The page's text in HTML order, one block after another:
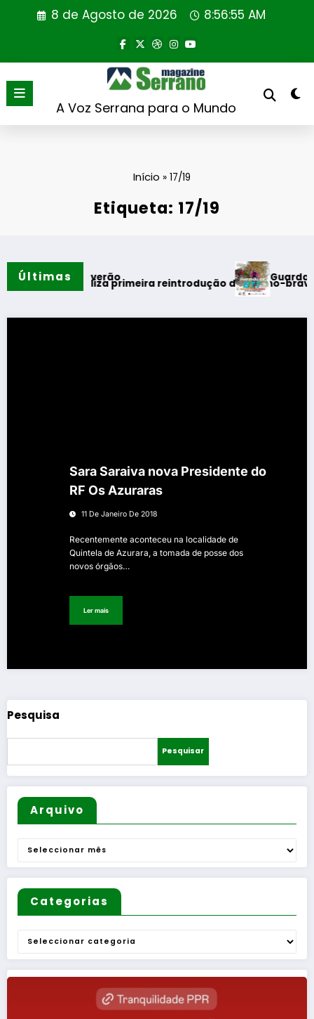
8 de Agosto de 2026 8:56:56 AM
A Voz Serrana para o Mundo
Início » 17/19
Etiqueta: 17/19
Últimas
do verão
realiza primeira reintrodução de coelho-bravo em
Guarda
Sara Saraiva nova Presidente do
RF Os Azuraras
11 De Janeiro De 2018
Recentemente aconteceu na localidade de
Quintela de Azurara, a tomada de posse dos
novos órgãos…
Ler mais
Pesquisa
Pesquisar
Arquivo
Arquivo
Categorias
Categorias